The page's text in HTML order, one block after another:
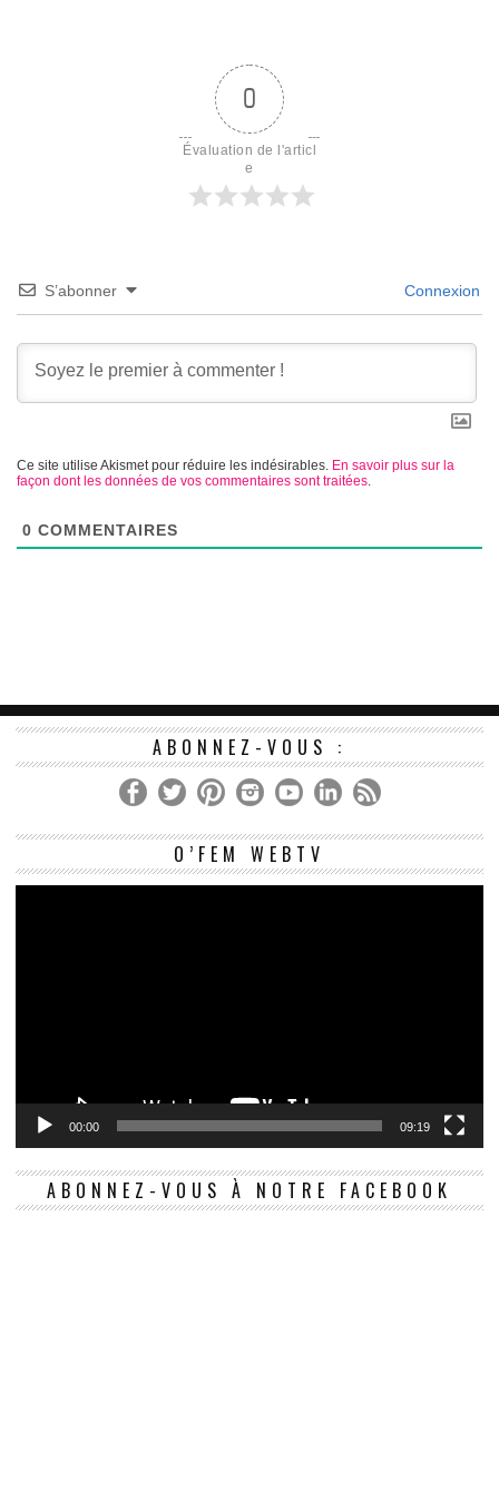
0
Évaluation de l'articl
e
S’abonner Connexion
Ce site utilise Akismet pour réduire les indésirables. En savoir plus sur la
façon dont les données de vos commentaires sont traitées.
0 COMMENTAIRES
ABONNEZ-VOUS :
O’FEM WEBTV
00:00 09:19
ABONNEZ-VOUS À NOTRE FACEBOOK